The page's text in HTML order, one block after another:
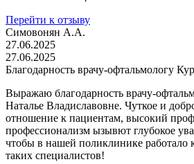
Перейти к отзыву
Симовонян А.А.
27.06.2025
27.06.2025
Благодарность врачу-офтальмологу
Выражаю благодарность врачу-
Наталье Владиславовне. Чуткое и
отношение к пациентам, высокий
профессионализм ызывют глубокое
чтобы в нашей поликлинике работало
таких специалистов!